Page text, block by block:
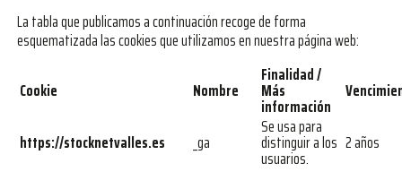
La tabla que publicamos a continuación recoge de forma
esquematizada las cookies que utilizamos en nuestra página web:
Cookie Nombre
Finalidad /
Más
información
https://stocknetvalles.es _ga
Se usa para
distinguir a los
usuarios.
2 años